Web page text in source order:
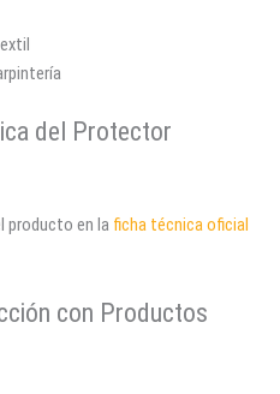
del Protector
producto en la ficha técnica oficial
con Productos